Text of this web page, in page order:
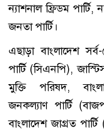
ন্যাশনাল ফ্রিডম
জনতা পার্টি।
এছাড়া বাংলাদেশ
পার্টি (সিএনপি),
মুক্তি পরিষদ,
জনকল্যাণ পার্টি
বাংলাদেশ জাগ্রত